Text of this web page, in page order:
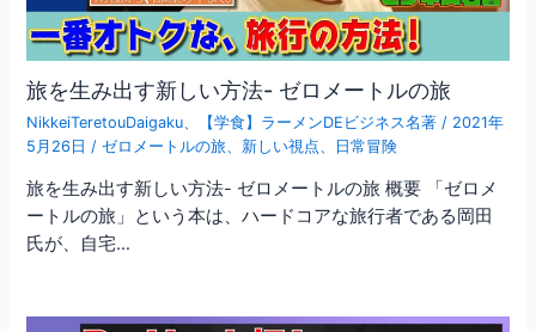
旅を生み出す新しい方法- ゼロメートルの旅
NikkeiTeretouDaigaku 【学食】ラーメンDEビジネス名著 / 2021年
5月26日 /ゼロメートルの旅 新しい視点 日常冒険
旅を生み出す新しい方法- ゼロメートルの旅 概要 「ゼロメ
ートルの旅」という本は、ハードコアな旅行者である岡田
氏が、自宅…